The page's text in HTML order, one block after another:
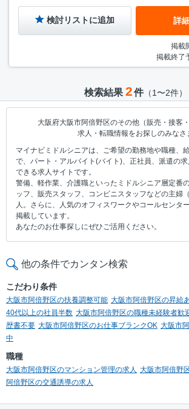
検討リストに追加 詳
掲載
掲載終了
検索結果 2件（1〜2件）
大阪府大阪市阿倍野区のその他（販売・接客
求人・転職情報をお探しのみなさ
マイナビミドルシニアは、ご希望の勤務地や職種、
で、パート・アルバイト(バイト)、正社員、派遣の
できる求人サイトです。
警備、軽作業、介護職といったミドルシニア層定番
ッフ、販売スタッフ、コンビニスタッフなどの主婦
人。さらに、人気のオフィスワークやコールセンタ
掲載しています。
あなたのお仕事探しにぜひご活用ください。
他の条件でカンタン検索
こだわり条件
大阪市阿倍野区の扶養調整可能 大阪市阿倍野区の昇給
40代以上の社員半数 大阪市阿倍野区の職種未経験者歓
歴書不要 大阪市阿倍野区のお仕事ブランクOK 大阪市
中
職種
大阪市阿倍野区のマンション管理の求人 大阪市阿倍野
阿倍野区の交通誘導の求人